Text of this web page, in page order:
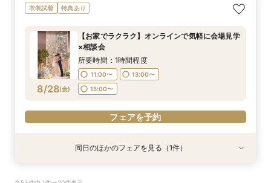
8/27(木)
＼サクッと60分で結婚式のことがわかる／時短
ウエディングフェア
9:30〜
フェアを予約
衣装試着 特典あり
8/28(金)
【お家でラクラク】オンラインで気軽に会場見学
×相談会
所要時間：1時間程度
11:00〜
13:00〜
15:00〜
フェアを予約
同日のほかのフェアを見る（1件）